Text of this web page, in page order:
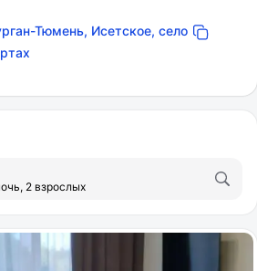
Тюмень, Исетское, село
2 взрослых